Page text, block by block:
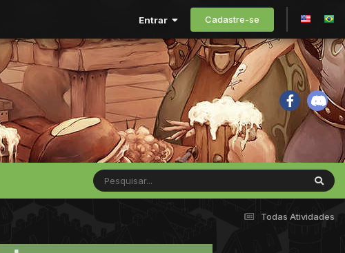
Entrar Cadastre-se
Todas Atividades